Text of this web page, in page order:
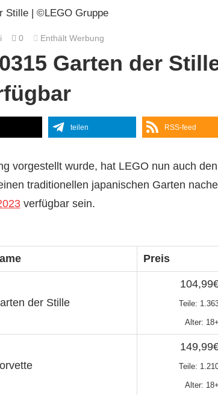
0 Enthält Werbung
Garten der
teilen RSS-feed
vorgestellt wurde, hat LEGO nun auch
traditionellen japanischen Garten
verfügbar sein.
Preis
der Stille Teile:
Alter: 18+
Teile:
Alter: 18+